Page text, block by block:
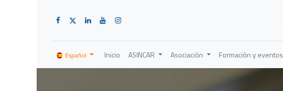
Español Inicio ASINCAR Asociación Formación y eventos